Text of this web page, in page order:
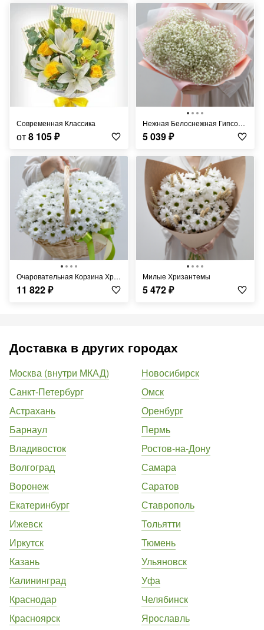
Современная Классика
от8 105₽
Нежная Белоснежная Гипсофила
5 039₽
Очаровательная Корзина Хризантем
11 822₽
Милые Хризантемы
5 472₽
Доставка в других городах
Москва (внутри МКАД)
Санкт-Петербург
Астрахань
Барнаул
Владивосток
Волгоград
Воронеж
Екатеринбург
Ижевск
Иркутск
Казань
Калининград
Краснодар
Красноярск
Новосибирск
Омск
Оренбург
Пермь
Ростов-на-Дону
Самара
Саратов
Ставрополь
Тольятти
Тюмень
Ульяновск
Уфа
Челябинск
Ярославль